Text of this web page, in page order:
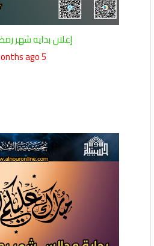
إعلان بدايه شهر رمضان
5 months ago